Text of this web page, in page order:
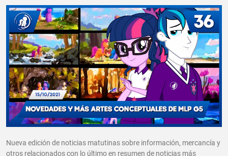
Nueva edición de noticias matutinas sobre información, mercancía y
otros relacionados con lo último en resumen de noticias más